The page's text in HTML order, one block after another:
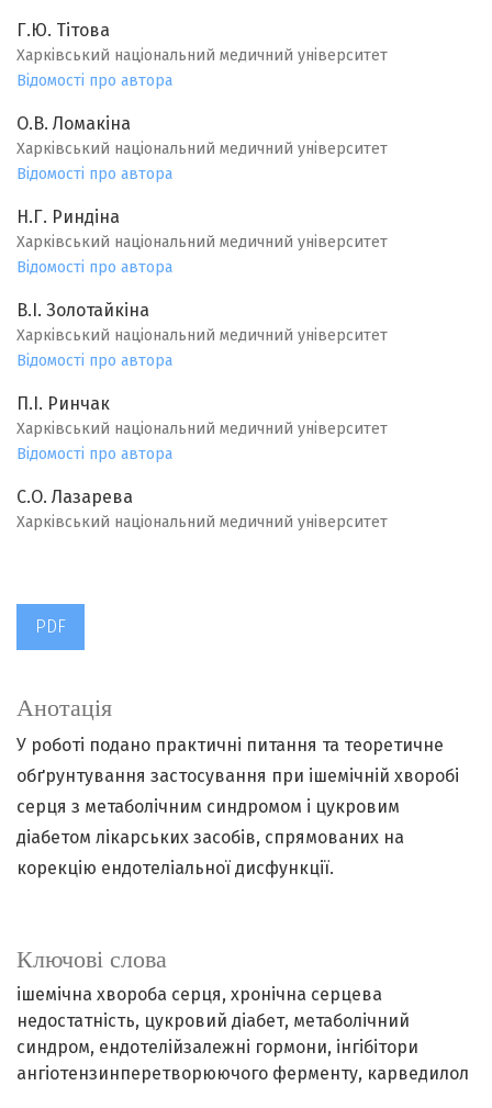
Г.Ю. Тітова
Харківський національний медичний університет
Відомості про автора
O.В. Ломакіна
Харківський національний медичний університет
Відомості про автора
Н.Г. Риндіна
Харківський національний медичний університет
Відомості про автора
В.I. Золотайкіна
Харківський національний медичний університет
Відомості про автора
П.І. Ринчак
Харківський національний медичний університет
Відомості про автора
С.О. Лазарева
Харківський національний медичний університет
PDF
Ключові слова
ішемічна хвороба серця хронічна серцева
недостатність цукровий діабет метаболічний
синдром ендотелійзалежні гормони інгібітори
ангіотензинперетворюючого ферменту карведилол
Анотація
У роботі подано практичні питання та теоретичне
обґрунтування застосування при ішемічній хворобі
серця з метаболічним синдромом і цукровим
діабетом лікарських засобів, спрямованих на
корекцію ендотеліальної дисфункції.